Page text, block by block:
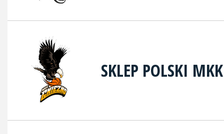
SKLEP POLSKI